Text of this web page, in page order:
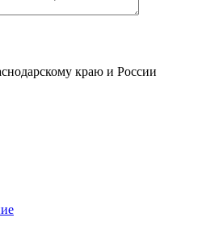
краю и России